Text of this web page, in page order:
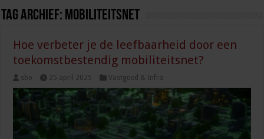
Tag Archief: mobiliteitsnet
Hoe verbeter je de leefbaarheid door een
toekomstbestendig mobiliteitsnet?
sbo 25 april 2025 Vastgoed & Infra